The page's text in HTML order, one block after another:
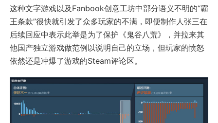
这种文字游戏以及Fanbook创意工坊中部分语义不明的“霸
王条款”很快就引发了众多玩家的不满，即便制作人张三在
后续回应中表示此举是为了保护《鬼谷八荒》，并拉来其
他国产独立游戏做范例以说明自己的立场，但玩家的愤怒
依然还是冲爆了游戏的Steam评论区。